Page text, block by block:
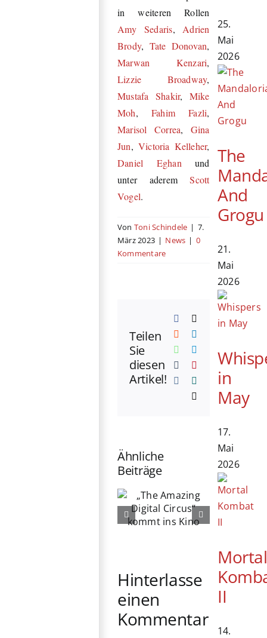
in weiteren Rollen
Amy Sedaris, Adrien
Brody, Tate Donovan,
Marwan Kenzari,
Lizzie Broadway,
Mustafa Shakir, Mike
Moh,Fahim Fazli,
Marisol Correa, Gina
Jun, Victoria Kelleher,
Daniel Eghan und
unter aderemScott
Vogel.
Von Toni Schindele | 7.
März 2023 | News | 0
Kommentare
Teilen
Sie
diesen
Artikel!
Facebook
Reddit
WhatsApp
TumblrPinterest
Ähnliche
Beiträge
76. Berlinale
eröffnet:
Michelle
Ehrenbären
Hinterlasse
einen
Kommentar
25.
Mai
2026
The
And
Grogu
21.
Mai
2026
in
May
17.
Mai
2026
Mortal
II
14.